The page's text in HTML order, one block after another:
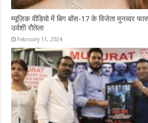
म्यूज़िक वीडियो में बिग बॉस-17 के विजेता मुनव्वर
उर्वशी रौतेला
February 11, 2024